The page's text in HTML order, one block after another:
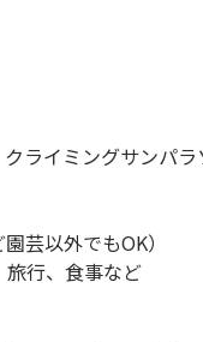
ライミングサンパ
芸以外でもOK）
行、食事など